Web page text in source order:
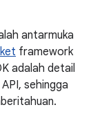
antarmuka
framework
adalah detail
sehingga